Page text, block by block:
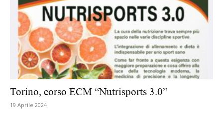
Torino, corso ECM “Nutrisports 3.0”
19 Aprile 2024